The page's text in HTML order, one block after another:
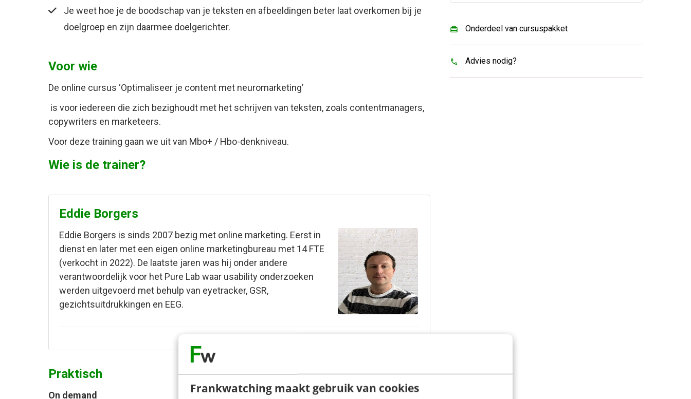
Frankwatching maakt gebruik van cookies
Je weet hoe je de boodschap van je teksten en afbeeldingen beter laat overkomen bij je
doelgroep en zijn daarmee doelgerichter.
Voor wie
De online cursus ‘Optimaliseer je content met neuromarketing’
is voor iedereen die zich bezighoudt met het schrijven van teksten, zoals contentmanagers,
copywriters en marketeers.
Voor deze training gaan we uit van Mbo+ / Hbo-denkniveau.
Wie is de trainer?
Eddie Borgers
Eddie Borgers is sinds 2007 bezig met online marketing. Eerst in
dienst en later met een eigen online marketingbureau met 14 FTE
(verkocht in 2022). De laatste jaren was hij onder andere
verantwoordelijk voor het Pure Lab waar usability onderzoeken
werden uitgevoerd met behulp van eyetracker, GSR,
gezichtsuitdrukkingen en EEG.
Praktisch
On demand
Onderdeel van cursuspakket
Advies nodig?